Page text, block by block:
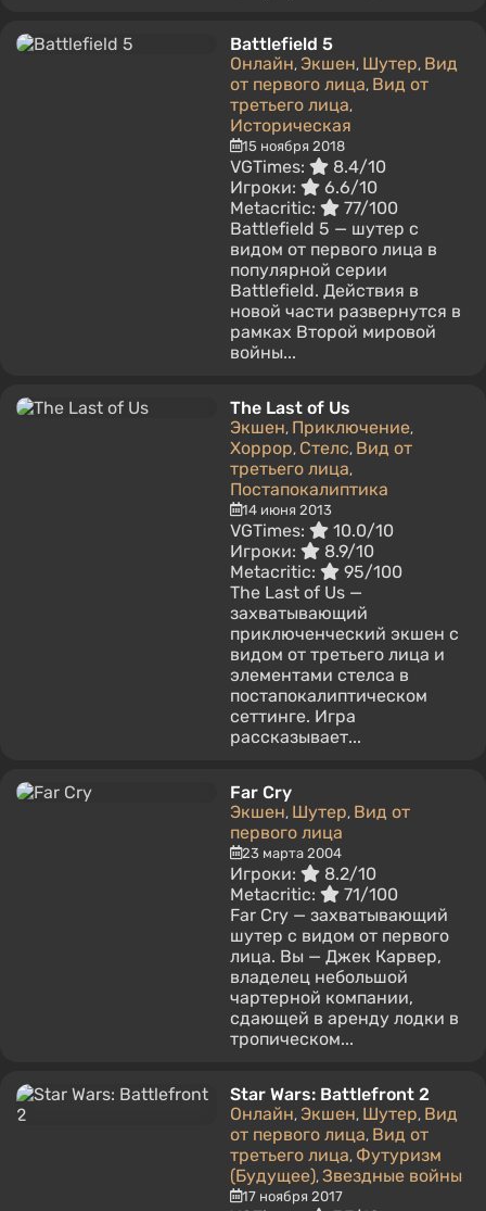
Battlefield 5
Онлайн, Экшен, Шутер, Вид
от первого лица, Вид от
третьего лица,
Историческая
15 ноября 2018
VGTimes:
8.4/10
Игроки:
6.6/10
Metacritic:
77/100
Battlefield 5 — шутер с
видом от первого лица в
популярной серии
Battlefield. Действия в
новой части развернутся в
рамках Второй мировой
войны...
The Last of Us
Экшен, Приключение,
Хоррор, Стелс, Вид от
третьего лица,
Постапокалиптика
14 июня 2013
VGTimes:
10.0/10
Игроки:
8.9/10
Metacritic:
95/100
The Last of Us —
захватывающий
приключенческий экшен с
видом от третьего лица и
элементами стелса в
постапокалиптическом
сеттинге. Игра
рассказывает...
Far Cry
Экшен, Шутер, Вид от
первого лица
23 марта 2004
Игроки:
8.2/10
Metacritic:
71/100
Far Cry — захватывающий
шутер с видом от первого
лица. Вы — Джек Карвер,
владелец небольшой
чартерной компании,
сдающей в аренду лодки в
тропическом...
Star Wars: Battlefront 2
Онлайн, Экшен, Шутер, Вид
от первого лица, Вид от
третьего лица, Футуризм
(Будущее), Звездные войны
17 ноября 2017